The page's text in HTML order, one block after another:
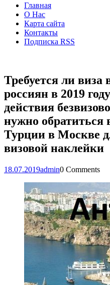
Главная
О Нас
Карта сайта
Контакты
Подписка RSS
Требуется ли
россиян в 2019
действия
нужно обратиться
Турции в Москве
визовой наклейки
18.07.2019admin0 Comments